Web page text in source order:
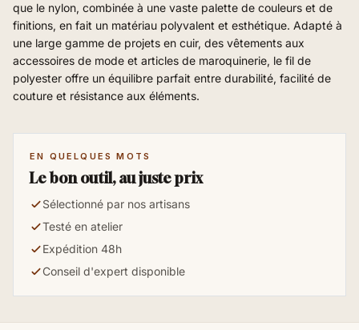
que le nylon, combinée à une vaste palette de couleurs et de
finitions, en fait un matériau polyvalent et esthétique. Adapté à
une large gamme de projets en cuir, des vêtements aux
accessoires de mode et articles de maroquinerie, le fil de
polyester offre un équilibre parfait entre durabilité, facilité de
couture et résistance aux éléments.
EN QUELQUES MOTS
Le bon outil, au juste prix
Sélectionné par nos artisans
Testé en atelier
Expédition 48h
Conseil d'expert disponible